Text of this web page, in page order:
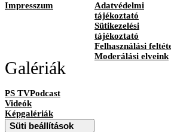
Impresszum
Adatvédelmi
tájékoztató
Sütikezelési
tájékoztató
Felhasználási
Moderálási elveink
Galériák
PS TVPodcast
Videók
Képgalériák
Süti beállítások